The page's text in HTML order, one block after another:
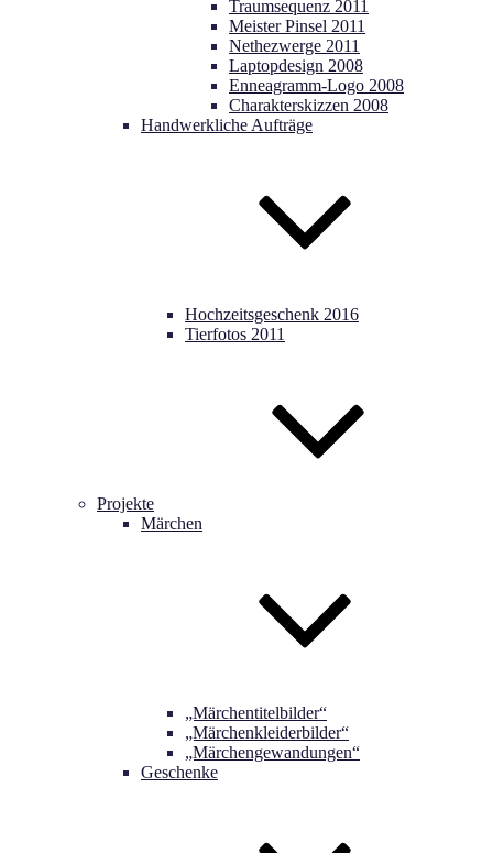
Traumsequenz 2011
Meister Pinsel 2011
Nethezwerge 2011
Laptopdesign 2008
Enneagramm-Logo 2008
Charakterskizzen 2008
Handwerkliche Aufträge
Hochzeitsgeschenk 2016
Tierfotos 2011
Projekte
Märchen
„Märchentitelbilder“
„Märchenkleiderbilder“
„Märchengewandungen“
Geschenke